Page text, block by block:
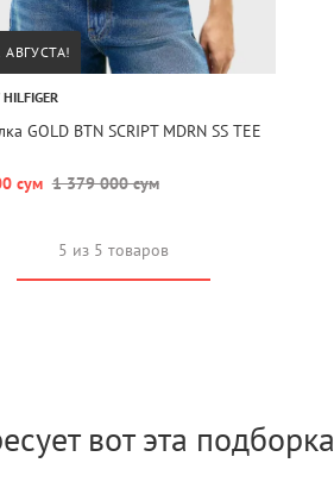
АВГУСТА!
GOLD BTN SCRIPT MDRN SS TEE
сум 1 379 000 сум
5 из 5 товаров
вот эта подборка